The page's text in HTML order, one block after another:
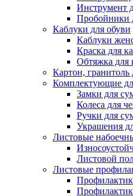
Инструмент
Пробойники
Каблуки для обуви
Каблуки
Краска для
Обтяжка для
Картон, гранитоль
Комплектующие
Замки для
Колеса для
Ручки для
Украшения
Листовые
Листовой
Листовые